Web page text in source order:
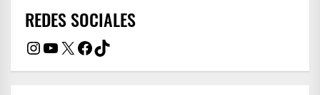
REDES SOCIALES
Instagram
YouTube
X Facebook
TikTok